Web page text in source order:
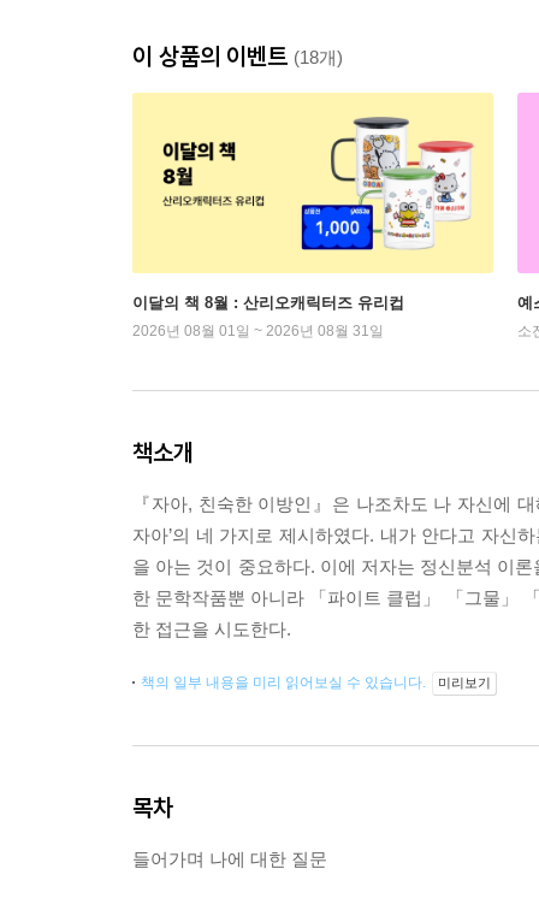
이 상품의 이벤트 (18개)
이달의 책 8월 : 산리오캐릭터즈 유리컵
2026년 08월 01일 ~ 2026년 08월 31일
예
소
책소개
『자아, 친숙한 이방인』은 나조차도 나 자신에 대
자아’의 네 가지로 제시하였다. 내가 안다고 자신
을 아는 것이 중요하다. 이에 저자는 정신분석 이
한 문학작품뿐 아니라 「파이트 클럽」 「그물」
한 접근을 시도한다.
책의 일부 내용을 미리 읽어보실 수 있습니다. 미리보기
목차
들어가며 나에 대한 질문